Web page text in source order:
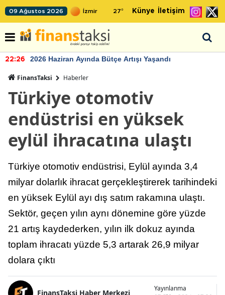
09 Ağustos 2026 27° Künye İletişim
22:26 2026 Haziran Ayında Bütçe Artışı Yaşandı
FinansTaksi Haberler
Türkiye otomotiv
endüstrisi en yüksek
eylül ihracatına ulaştı
Türkiye otomotiv endüstrisi, Eylül ayında 3,4
milyar dolarlık ihracat gerçekleştirerek tarihindeki
en yüksek Eylül ayı dış satım rakamına ulaştı.
Sektör, geçen yılın aynı dönemine göre yüzde
21 artış kaydederken, yılın ilk dokuz ayında
toplam ihracatı yüzde 5,3 artarak 26,9 milyar
dolara çıktı
FinansTaksi Haber Merkezi
Yayınlanma